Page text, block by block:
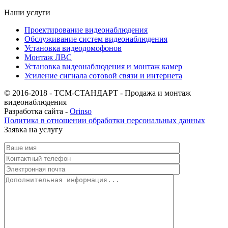
Наши услуги
Проектирование видеонаблюдения
Обслуживание систем видеонаблюдения
Установка видеодомофонов
Монтаж ЛВС
Установка видеонаблюдения и монтаж камер
Усиление сигнала сотовой связи и интернета
© 2016-2018 - ТСМ-СТАНДАРТ - Продажа и монтаж
видеонаблюдения
Разработка сайта - Orinso
Политика в отношении обработки персональных данных
Заявка на услугу